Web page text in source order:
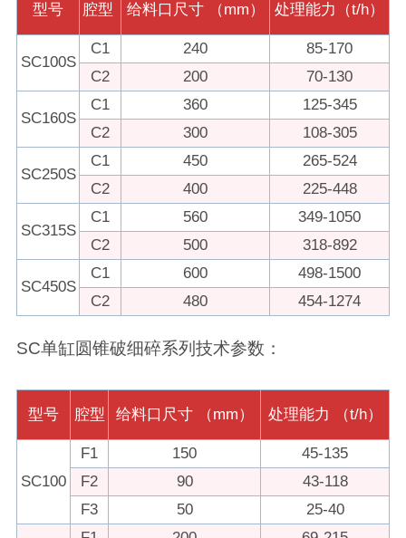
型号 腔型 给料口尺寸 （mm） 处理能力（t/h）
SC100S
C1 240
85-170
C2
200 70-130
SC160S
C1 360
125-345
C2
300 108-305
SC250S
C1 450
265-524
C2
400 225-448
SC315S
C1 560
349-1050
C2
500 318-892
SC450S
C1 600
498-1500
C2
480 454-1274
SC单缸圆锥破细碎系列技术参数：
型号 腔型 给料口尺寸 （mm） 处理能力 （t/h）
SC100
F1 150
45-135
F2
90
43-118
F3
50
25-40